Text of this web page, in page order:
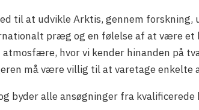
til at udvikle Arktis, gennem forskning,
præg og en følelse af at være
hvor vi kender hinanden på
må være villig til at varetage enkelte
alle ansøgninger fra kvalificerede